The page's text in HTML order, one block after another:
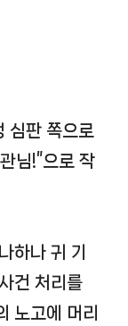
심판 쪽으로
님!”으로 작
하나 귀 기
건 처리를
노고에 머리